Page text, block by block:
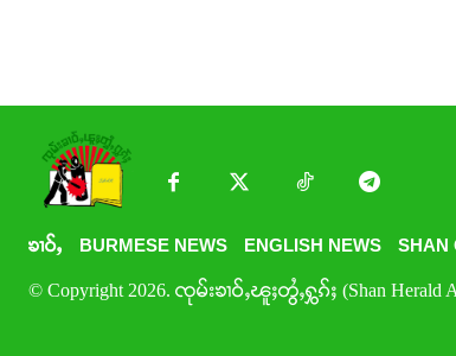
ၶၢဝ်ႇ BURMESE NEWS ENGLISH NEWS SHAN
© Copyright 2026. ၸုမ်းၶၢဝ်ႇၽူႈတွႆႇႁွၵ်ႈ (Shan Herald